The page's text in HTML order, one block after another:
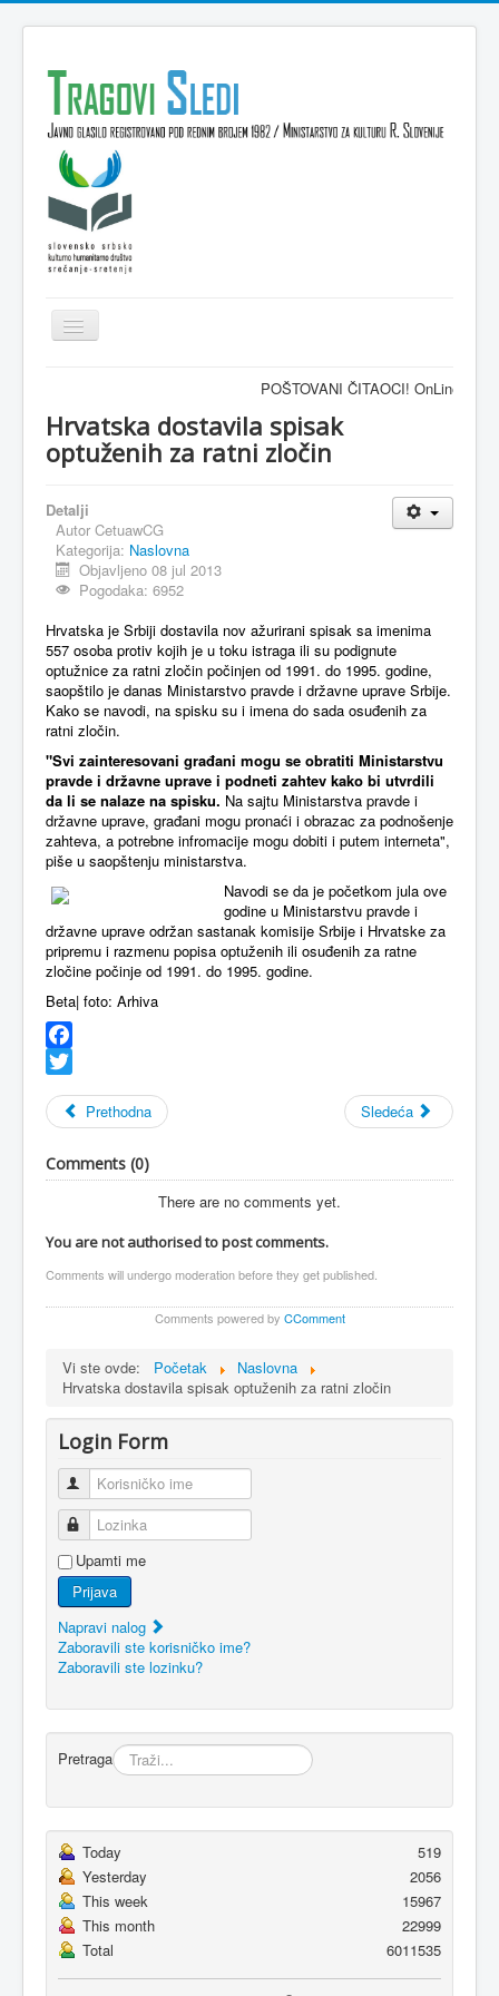
Isključi
navigaciju
VESTI
KULTURA
MAGAZIN
FELJTON
PISMA ČITALACA
IMPRESUM
POŠTOVANI ČITAOCI! OnLine
Hrvatska dostavila spisak
optuženih za ratni zločin
Detalji
Autor CetuawCG
Kategorija: Naslovna
Objavljeno 08 jul 2013
Pogodaka: 6952
Hrvatska je Srbiji dostavila nov ažurirani spisak sa imenima
557 osoba protiv kojih je u toku istraga ili su podignute
optužnice za ratni zločin počinjen od 1991. do 1995. godine,
saopštilo je danas Ministarstvo pravde i državne uprave Srbije.
Kako se navodi, na spisku su i imena do sada osuđenih za
ratni zločin.
"Svi zainteresovani građani mogu se obratiti Ministarstvu
pravde i državne uprave i podneti zahtev kako bi utvrdili
da li se nalaze na spisku. Na sajtu Ministarstva pravde i
državne uprave, građani mogu pronaći i obrazac za podnošenje
zahteva, a potrebne infromacije mogu dobiti i putem interneta",
piše u saopštenju ministarstva.
Navodi se da je početkom jula ove
godine u Ministarstvu pravde i
državne uprave održan sastanak komisije Srbije i Hrvatske za
pripremu i razmenu popisa optuženih ili osuđenih za ratne
zločine počinje od 1991. do 1995. godine.
Beta| foto: Arhiva
Facebook
Prethodna
Sledeća
Comments (0)
There are no comments yet.
You are not authorised to post comments.
Comments will undergo moderation before they get published.
Comments powered by CComment
Vi ste ovde: Početak
Naslovna
Hrvatska dostavila spisak optuženih za ratni zločin
Login Form
Korisničko ime
Lozinka
Upamti me
Prijava
Napravi nalog
Zaboravili ste korisničko ime?
Zaboravili ste lozinku?
Pretraga
Today
519
Yesterday
2056
This week
15967
This month
22999
Total
6011535